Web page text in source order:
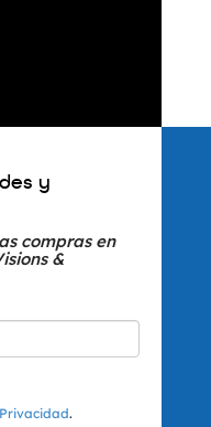
y
compras en
&
.